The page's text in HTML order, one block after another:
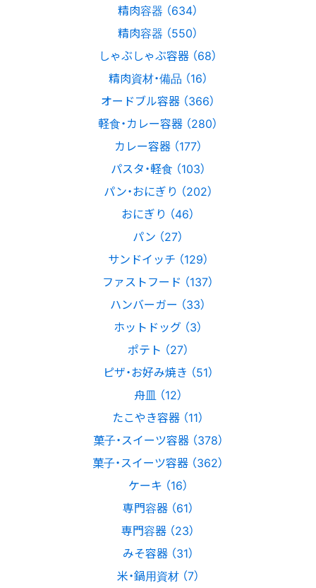
精肉容器 （634）
精肉容器 （550）
しゃぶしゃぶ容器 （68）
精肉資材・備品 （16）
オードブル容器 （366）
軽食・カレー容器 （280）
カレー容器 （177）
パスタ・軽食 （103）
パン・おにぎり （202）
おにぎり （46）
パン （27）
サンドイッチ （129）
ファストフード （137）
ハンバーガー （33）
ホットドッグ （3）
ポテト （27）
ピザ・お好み焼き （51）
舟皿 （12）
たこやき容器 （11）
菓子・スイーツ容器 （378）
菓子・スイーツ容器 （362）
ケーキ （16）
専門容器 （61）
専門容器 （23）
みそ容器 （31）
米・鍋用資材 （7）